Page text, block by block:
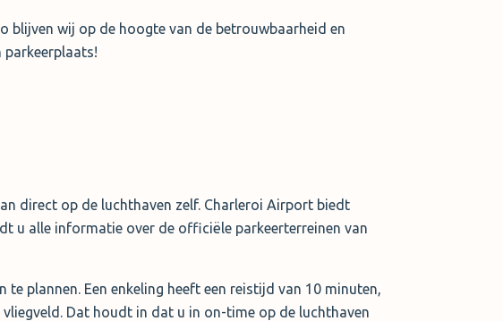
blijven wij op de hoogte van de betrouwbaarheid en
parkeerplaats!
direct op de luchthaven zelf. Charleroi Airport biedt
u alle informatie over de officiële parkeerterreinen van
plannen. Een enkeling heeft een reistijd van 10 minuten,
Dat houdt in dat u in on-time op de luchthaven